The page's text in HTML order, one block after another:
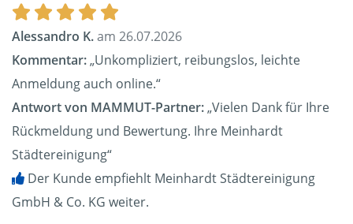
Alessandro K.am 26.07.2026
Kommentar:„Unkompliziert, reibungslos, leichte
Anmeldung auch online.“
Antwort von MAMMUT-Partner:„Vielen Dank für Ihre
Rückmeldung und Bewertung. Ihre Meinhardt
Städtereinigung“
Der Kunde empfiehlt Meinhardt Städtereinigung
GmbH & Co. KG weiter.